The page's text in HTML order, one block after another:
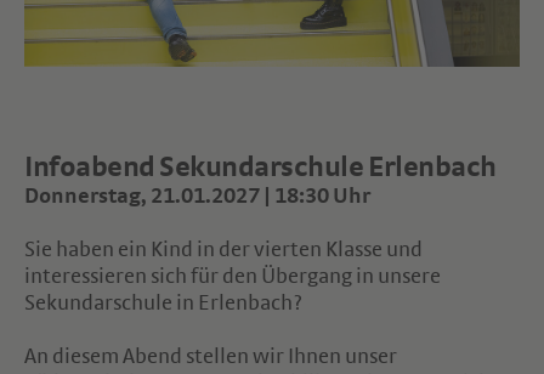
Infoabend Sekundarschule Erlenbach
Donnerstag, 21.01.2027 | 18:30 Uhr
Sie haben ein Kind in der vierten Klasse und
interessieren sich für den Übergang in unsere
Sekundarschule in Erlenbach?
An diesem Abend stellen wir Ihnen unser